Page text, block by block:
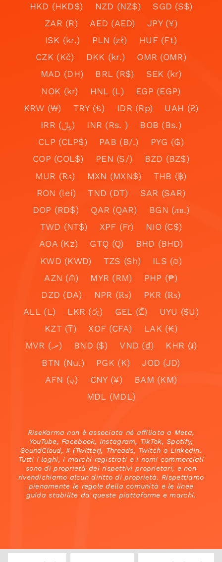
HKD (HKD$)
NZD (NZ$)
SGD (S$)
ZAR (R)
AED (AED)
JPY (¥)
ISK (kr.)
PLN (zł)
HUF (Ft)
CZK (Kč)
DKK (kr.)
OMR (OMR)
MAD (DH)
BRL (R$)
SEK (kr)
NOK (kr)
HNL (L)
EGP (EGP)
KRW (₩)
TRY (₺) IDR (Rp)
UAH (₴)
IRR (﷼)
INR (Rs. )
BOB (Bs.)
CLP (CLP$)
PAB (B/.)
PYG (₲)
COP (COL$)
PEN (S/)
BZD (BZ$)
MUR (₨)
MXN (MXN$)
THB (฿)
RON (lei)
TND (DT)
SAR (SAR)
DOP (RD$)
QAR (QAR)
BGN (лв.)
TWD (NT$)
XPF (Fr)
NIO (C$)
AOA (Kz)
GTQ (Q)
BHD (BHD)
KWD (KWD)
TZS (Sh)
ILS (₪)
AZN (₼)
MYR (RM)
PHP (₱)
DZD (DA)
NPR (₨)
PKR (₨)
ALL (L)
LKR (රු) GEL (₾)
UYU ($U)
KZT (₸)
XOF (CFA)
LAK (₭)
MVR (.ރ)
BND ($) VND (₫)
KHR (៛)
BTN (Nu.)
PGK (K)
JOD (JD)
AFN (؋)
CNY (¥)
BAM (KM)
MDL (MDL)
RiseKarma non è associata né affiliata a Meta,
YouTube, Facebook, Instagram, TikTok, Spotify,
SoundCloud, X (Twitter), Threads, Twitch o LinkedIn.
Tutti i loghi, i marchi registrati e i nomi commerciali
sono di proprietà dei rispettivi proprietari, e non
rivendichiamo alcun diritto di proprietà. Rispettiamo
pienamente le regole della comunità e le linee
guida stabilite da queste piattaforme e marchi.